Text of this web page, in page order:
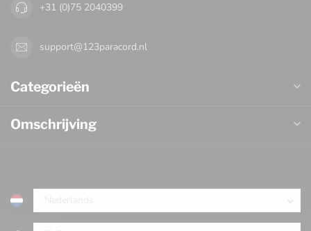
+31 (0)75 2040399
support@123paracord.nl
Categorieën
Omschrijving